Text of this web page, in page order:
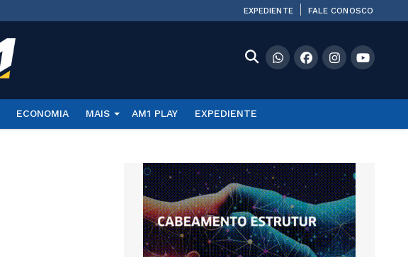
EXPEDIENTE FALE CONOSCO
ECONOMIA MAIS AM1 PLAY EXPEDIENTE